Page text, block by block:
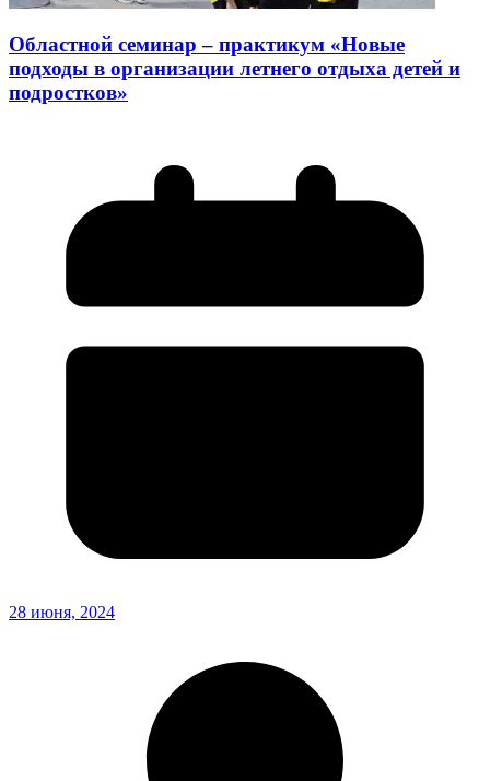
Областной семинар – практикум «Новые
подходы в организации летнего отдыха детей и
подростков»
28 июня, 2024